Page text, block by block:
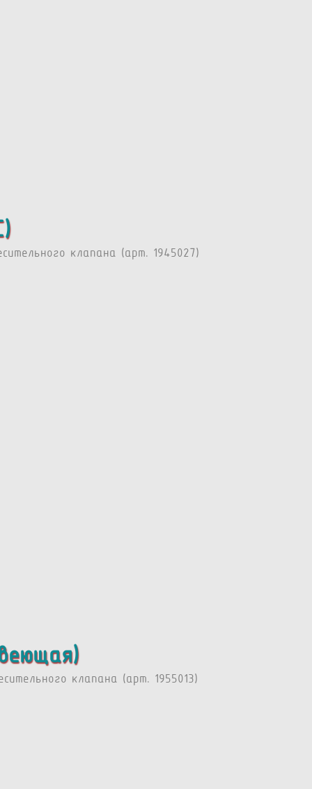
клапана (арт. 1945027)
клапана (арт. 1955013)